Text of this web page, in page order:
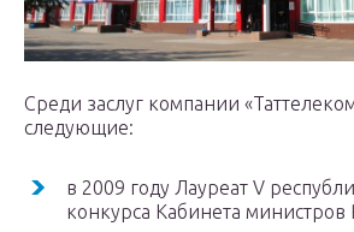
Среди заслуг компании
следующие:
в 2009 году Лауреат V
конкурса Кабинета министров